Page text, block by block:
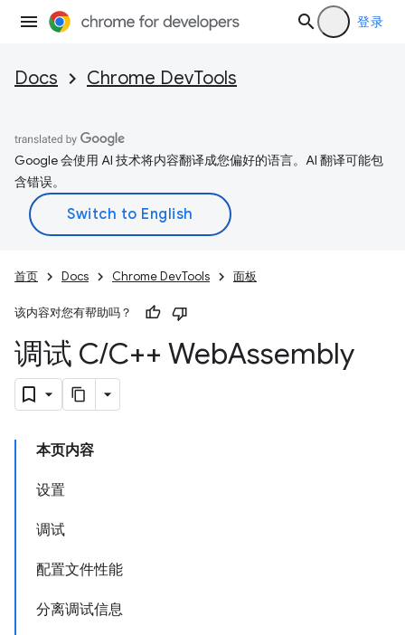
登录
Docs Chrome DevTools
Google 会使用 AI 技术将内容翻译成您偏好的语言。AI 翻译可能包
含错误。
首页 Docs Chrome DevTools 面板
该内容对您有帮助吗？
调试 C/C++ WebAssembly
本页内容
设置
调试
配置文件性能
分离调试信息